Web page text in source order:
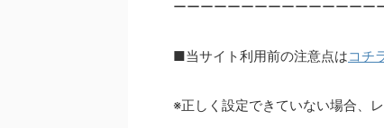
ーーーーーーーーーーーーーーー
■当サイト利用前の注意点はコチ
※正しく設定できていない場合、